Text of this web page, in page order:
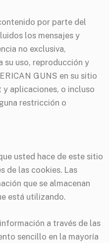
por parte del
los mensajes y
no exclusiva,
su uso, reproducción y
GUNS en su sitio
aplicaciones, o incluso
restricción o
usted hace de este sitio
de las cookies. Las
que se almacenan
está utilizando.
a través de las
sencillo en la mayoría